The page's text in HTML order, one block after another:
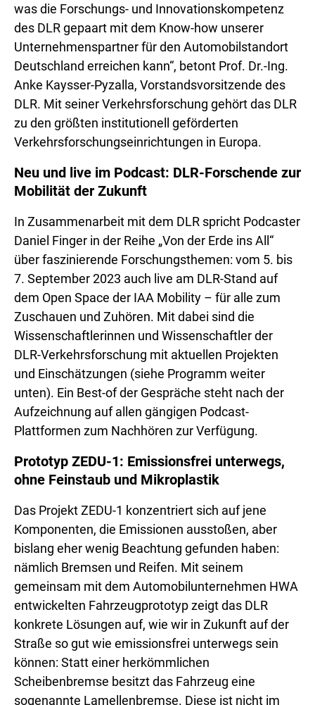
was die Forschungs- und Innovationskompetenz
des DLR gepaart mit dem Know-how unserer
Unternehmenspartner für den Automobilstandort
Deutschland erreichen kann“, betont Prof. Dr.-Ing.
Anke Kaysser-Pyzalla, Vorstandsvorsitzende des
DLR. Mit seiner Verkehrsforschung gehört das DLR
zu den größten institutionell geförderten
Verkehrsforschungseinrichtungen in Europa.
Neu und live im Podcast: DLR-Forschende zur
Mobilität der Zukunft
In Zusammenarbeit mit dem DLR spricht Podcaster
Daniel Finger in der Reihe „Von der Erde ins All“
über faszinierende Forschungsthemen: vom 5. bis
7. September 2023 auch live am DLR-Stand auf
dem Open Space der IAA Mobility – für alle zum
Zuschauen und Zuhören. Mit dabei sind die
Wissenschaftlerinnen und Wissenschaftler der
DLR-Verkehrsforschung mit aktuellen Projekten
und Einschätzungen (siehe Programm weiter
unten). Ein Best-of der Gespräche steht nach der
Aufzeichnung auf allen gängigen Podcast-
Plattformen zum Nachhören zur Verfügung.
Prototyp ZEDU-1: Emissionsfrei unterwegs,
ohne Feinstaub und Mikroplastik
Das Projekt ZEDU-1 konzentriert sich auf jene
Komponenten, die Emissionen ausstoßen, aber
bislang eher wenig Beachtung gefunden haben:
nämlich Bremsen und Reifen. Mit seinem
gemeinsam mit dem Automobilunternehmen HWA
entwickelten Fahrzeugprototyp zeigt das DLR
konkrete Lösungen auf, wie wir in Zukunft auf der
Straße so gut wie emissionsfrei unterwegs sein
können: Statt einer herkömmlichen
Scheibenbremse besitzt das Fahrzeug eine
sogenannte Lamellenbremse. Diese ist nicht im